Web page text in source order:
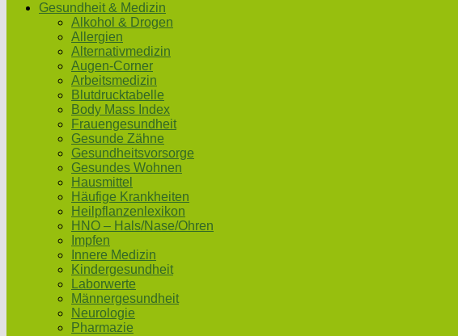
Gesundheit & Medizin
Alkohol & Drogen
Allergien
Alternativmedizin
Augen-Corner
Arbeitsmedizin
Blutdrucktabelle
Body Mass Index
Frauengesundheit
Gesunde Zähne
Gesundheitsvorsorge
Gesundes Wohnen
Hausmittel
Häufige Krankheiten
Heilpflanzenlexikon
HNO – Hals/Nase/Ohren
Impfen
Innere Medizin
Kindergesundheit
Laborwerte
Männergesundheit
Neurologie
Pharmazie